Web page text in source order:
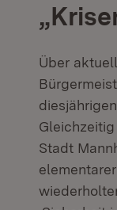
Über
diesjährigen
Stadt